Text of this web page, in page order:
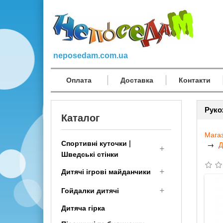
neposedam.com.ua
Оплата Доставка Контакти
Каталог
Спортивні куточки |
Шведські стінки
Дитячий Спортивний
малюкам
Шведська стінка
Дитячі ігрові майданчики
Дерев'яні дитячі
Гойдалки дитячі
Дитячі гойдалки для вулиці
Дитяча гірка